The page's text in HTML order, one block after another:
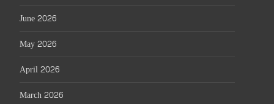
June 2026
May 2026
April 2026
March 2026